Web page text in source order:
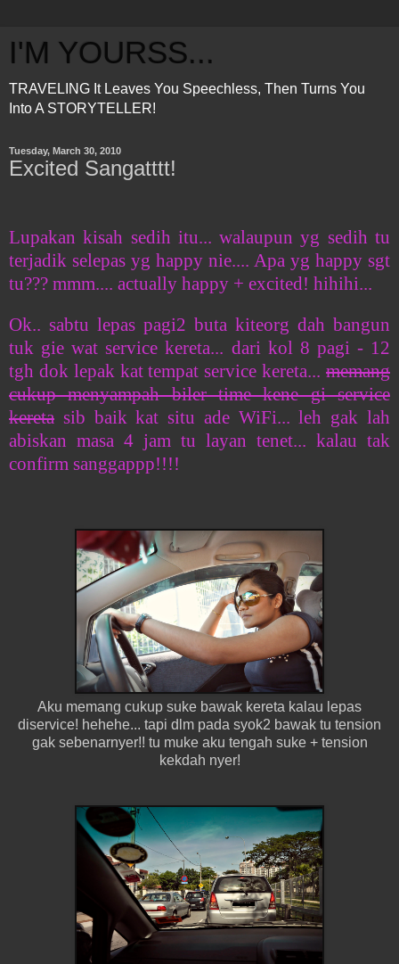
I'M YOURSS...
TRAVELING It Leaves You Speechless, Then Turns You
Into A STORYTELLER!
Tuesday, March 30, 2010
Excited Sangatttt!
Lupakan kisah sedih itu... walaupun yg sedih tu
terjadik selepas yg happy nie.... Apa yg happy sgt
tu??? mmm.... actually happy + excited! hihihi...
Ok.. sabtu lepas pagi2 buta kiteorg dah bangun
tuk gie wat service kereta... dari kol 8 pagi - 12
tgh dok lepak kat tempat service kereta... memang
cukup menyampah biler time kene gi service
kereta sib baik kat situ ade WiFi... leh gak lah
abiskan masa 4 jam tu layan tenet... kalau tak
confirm sanggappp!!!!
Aku memang cukup suke bawak kereta kalau lepas
diservice! hehehe... tapi dlm pada syok2 bawak tu tension
gak sebenarnyer!! tu muke aku tengah suke + tension
kekdah nyer!